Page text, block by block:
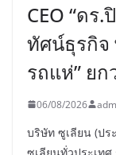
CEO “ดร
ทัศน์ธุรกิจ
รถแห่” ยก
06/08/2026
บริษัท ซูเลียน (ปร
ซูเลียนทั่วประเท